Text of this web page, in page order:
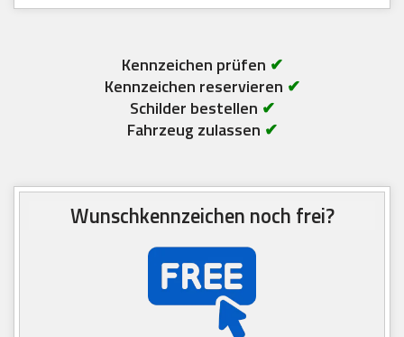
Kennzeichen prüfen ✔
Kennzeichen reservieren ✔
Schilder bestellen ✔
Fahrzeug zulassen ✔
Wunschkennzeichen noch frei?